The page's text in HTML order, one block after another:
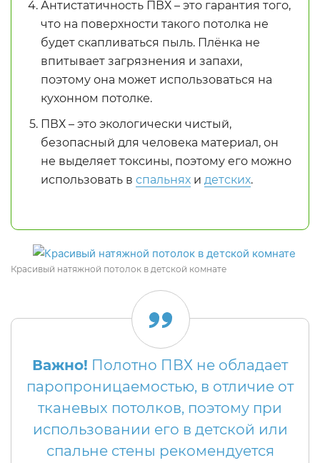
Антистатичность ПВХ – это гарантия того,
что на поверхности такого потолка не
будет скапливаться пыль. Плёнка не
впитывает загрязнения и запахи,
поэтому она может использоваться на
кухонном потолке.
ПВХ – это экологически чистый,
безопасный для человека материал, он
не выделяет токсины, поэтому его можно
использовать в спальнях и детских.
Красивый натяжной потолок в детской комнате
Важно! Полотно ПВХ не обладает
паропроницаемостью, в отличие от
тканевых потолков, поэтому при
использовании его в детской или
спальне стены рекомендуется